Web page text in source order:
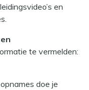
en
te vermelden:
doe je